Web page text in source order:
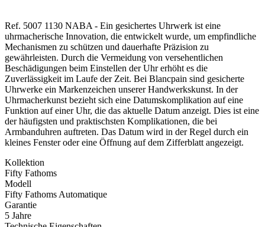
Ref. 5007 1130 NABA - Ein gesichertes Uhrwerk ist eine
uhrmacherische Innovation, die entwickelt wurde, um empfindliche
Mechanismen zu schützen und dauerhafte Präzision zu
gewährleisten. Durch die Vermeidung von versehentlichen
Beschädigungen beim Einstellen der Uhr erhöht es die
Zuverlässigkeit im Laufe der Zeit. Bei Blancpain sind gesicherte
Uhrwerke ein Markenzeichen unserer Handwerkskunst. In der
Uhrmacherkunst bezieht sich eine Datumskomplikation auf eine
Funktion auf einer Uhr, die das aktuelle Datum anzeigt. Dies ist eine
der häufigsten und praktischsten Komplikationen, die bei
Armbanduhren auftreten. Das Datum wird in der Regel durch ein
kleines Fenster oder eine Öffnung auf dem Zifferblatt angezeigt.
Kollektion
Fifty Fathoms
Modell
Fifty Fathoms Automatique
Garantie
5 Jahre